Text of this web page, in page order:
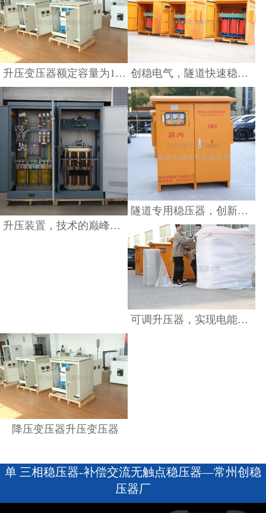
升压变压器额定容量为1765kVA 创稳电气，隧道快速稳压器的创新突破
升压装置，技术的巅峰之作
查看详情
隧道专用稳压器，创新科技带来大功率超稳压
科技带来大功率超稳压
查看详情
可调升压器，实现电能质量优化的利器
可调升压器，实现电能
质量优化的利器
查看详情
降压变压器升压变压器
单 三相稳压器-补偿交流无触点稳压器—常州创稳
压器厂